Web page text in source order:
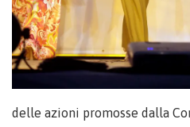
delle azioni promosse dalla